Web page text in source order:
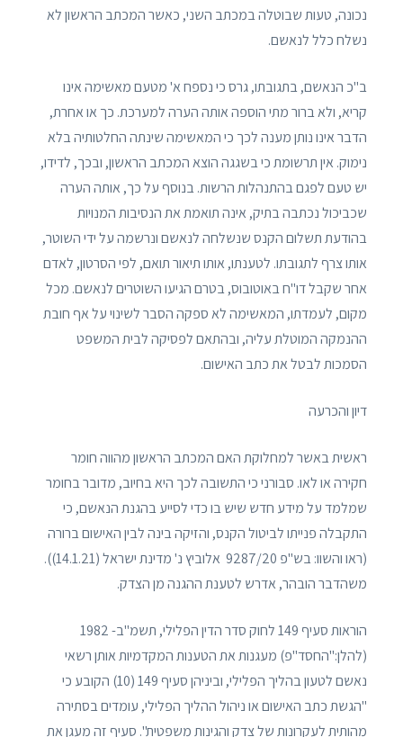
נכונה, טעות שבוטלה במכתב השני, כאשר המכתב הראשון לא
נשלח כלל לנאשם.
ב"כ הנאשם, בתגובתו, גרס כי נספח א' מטעם מאשימה אינו
קריא, ולא ברור מתי הוספה אותה הערה למערכת. כך או אחרת,
הדבר אינו נותן מענה לכך כי המאשימה שינתה החלטותיה בלא
נימוק. אין תרשומת כי בשגגה הוצא המכתב הראשון, ובכך, לדידו,
יש טעם לפגם בהתנהלות הרשות. בנוסף על כך, אותה הערה
שכביכול נכתבה בתיק, אינה תואמת את הנסיבות המנויות
בהודעת תשלום הקנס שנשלחה לנאשם ונרשמה על ידי השוטר,
אותו צרף לתגובתו. לטענתו, אותו תיאור תואם, לפי הסרטון, לאדם
אחר שקבל דו"ח באוטובוס, בטרם הגיעו השוטרים לנאשם. מכל
מקום, לעמדתו, המאשימה לא ספקה הסבר לשינוי על אף חובת
ההנמקה המוטלת עליה, ובהתאם לפסיקה לבית המשפט
הסמכות לבטל את כתב האישום.
דיון והכרעה
ראשית באשר למחלוקת האם המכתב הראשון מהווה חומר
חקירה או לאו. סבורני כי התשובה לכך היא בחיוב, מדובר בחומר
שמלמד על מידע חדש שיש בו כדי לסייע בהגנת הנאשם, כי
התקבלה פנייתו לביטול הקנס, והזיקה בינה לבין האישום ברורה
(ראו והשוו: בש"פ 9287/20 ‏ אלוביץ נ' מדינת ישראל (14.1.21)).
משהדבר הובהר, אדרש לטענת ההגנה מן הצדק.
הוראות סעיף 149 לחוק סדר הדין הפלילי, תשמ"ב- 1982
(להלן:"החסד"פ) מעגנות את הטענות המקדמיות אותן רשאי
נאשם לטעון בהליך הפלילי, וביניהן סעיף 149 (10) הקובע כי
"הגשת כתב האישום או ניהול ההליך הפלילי, עומדים בסתירה
מהותית לעקרונות של צדק והגינות משפטית". סעיף זה מעגן את